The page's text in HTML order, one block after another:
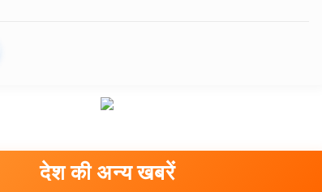
देश की अन्य खबरें